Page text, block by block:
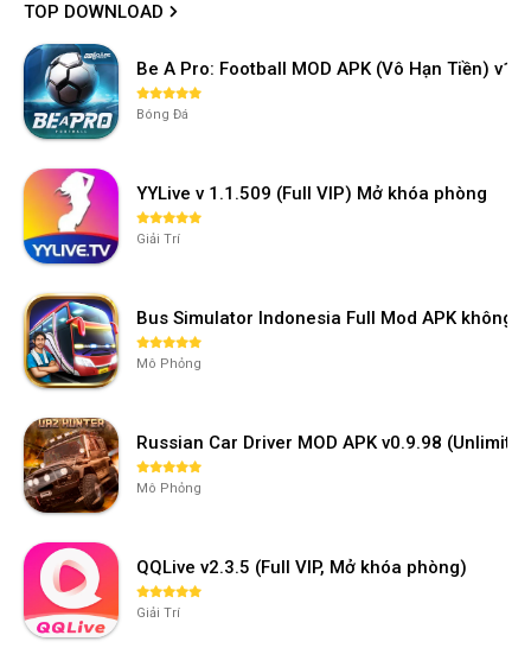
TOP DOWNLOAD
Be A Pro: Football MOD APK (Vô Hạn Tiền)
Bóng Đá
YYLive v 1.1.509 (Full VIP) Mở khóa phòng
Giải Trí
Bus Simulator Indonesia Full Mod APK không
Mô Phỏng
Russian Car Driver MOD APK v0.9.98
Mô Phỏng
QQLive v2.3.5 (Full VIP, Mở khóa phòng)
Giải Trí